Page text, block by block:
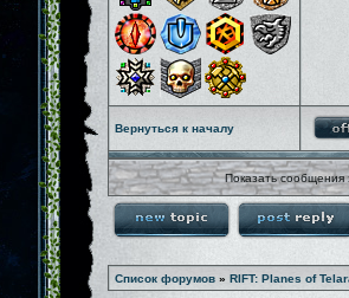
Вернуться к началу
Показать сообщения
Список форумов » RIFT: Planes of